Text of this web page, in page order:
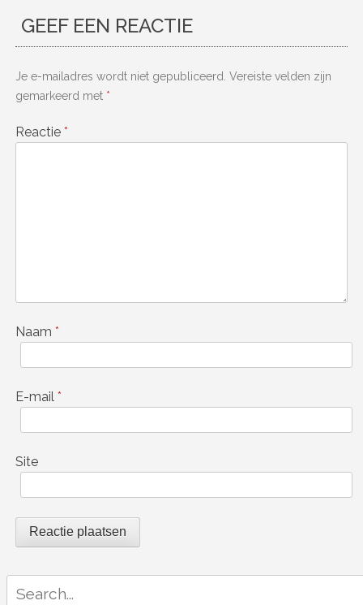
GEEF EEN REACTIE
Je e-mailadres wordt niet gepubliceerd. Vereiste velden zijn
gemarkeerd met *
Reactie *
Naam *
E-mail *
Site